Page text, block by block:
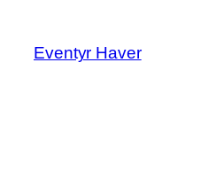
indhold
Eventyr Haver